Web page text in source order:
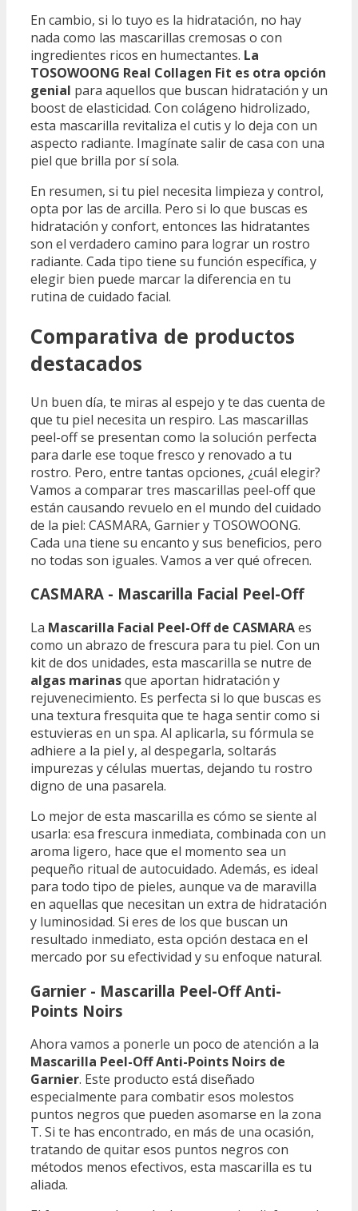
En cambio, si lo tuyo es la hidratación, no hay
nada como las mascarillas cremosas o con
ingredientes ricos en humectantes. La
TOSOWOONG Real Collagen Fit es otra opción
genial para aquellos que buscan hidratación y un
boost de elasticidad. Con colágeno hidrolizado,
esta mascarilla revitaliza el cutis y lo deja con un
aspecto radiante. Imagínate salir de casa con una
piel que brilla por sí sola.
En resumen, si tu piel necesita limpieza y control,
opta por las de arcilla. Pero si lo que buscas es
hidratación y confort, entonces las hidratantes
son el verdadero camino para lograr un rostro
radiante. Cada tipo tiene su función específica, y
elegir bien puede marcar la diferencia en tu
rutina de cuidado facial.
Comparativa de productos
destacados
Un buen día, te miras al espejo y te das cuenta de
que tu piel necesita un respiro. Las mascarillas
peel-off se presentan como la solución perfecta
para darle ese toque fresco y renovado a tu
rostro. Pero, entre tantas opciones, ¿cuál elegir?
Vamos a comparar tres mascarillas peel-off que
están causando revuelo en el mundo del cuidado
de la piel: CASMARA, Garnier y TOSOWOONG.
Cada una tiene su encanto y sus beneficios, pero
no todas son iguales. Vamos a ver qué ofrecen.
CASMARA - Mascarilla Facial Peel-Off
La Mascarilla Facial Peel-Off de CASMARAes
como un abrazo de frescura para tu piel. Con un
kit de dos unidades, esta mascarilla se nutre de
algas marinasque aportan hidratación y
rejuvenecimiento. Es perfecta si lo que buscas es
una textura fresquita que te haga sentir como si
estuvieras en un spa. Al aplicarla, su fórmula se
adhiere a la piel y, al despegarla, soltarás
impurezas y células muertas, dejando tu rostro
digno de una pasarela.
Lo mejor de esta mascarilla es cómo se siente al
usarla: esa frescura inmediata, combinada con un
aroma ligero, hace que el momento sea un
pequeño ritual de autocuidado. Además, es ideal
para todo tipo de pieles, aunque va de maravilla
en aquellas que necesitan un extra de hidratación
y luminosidad. Si eres de los que buscan un
resultado inmediato, esta opción destaca en el
mercado por su efectividad y su enfoque natural.
Garnier - Mascarilla Peel-Off Anti-
Points Noirs
Ahora vamos a ponerle un poco de atención a la
Mascarilla Peel-Off Anti-Points Noirs de
Garnier. Este producto está diseñado
especialmente para combatir esos molestos
puntos negros que pueden asomarse en la zona
T. Si te has encontrado, en más de una ocasión,
tratando de quitar esos puntos negros con
métodos menos efectivos, esta mascarilla es tu
aliada.